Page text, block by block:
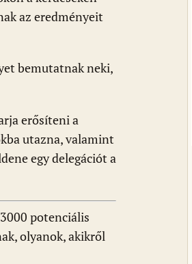
az eredményeit
bemutatnak neki,
erősíteni a
utazna, valamint
egy delegációt a
potenciális
olyanok, akikről